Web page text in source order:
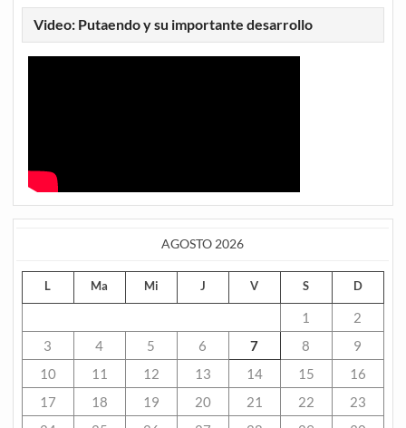
Video: Putaendo y su importante desarrollo
AGOSTO 2026
L Ma Mi J V S D
1
2
3
4 5 6 7 8
9
10
11 12 13 14 15
16
17
18 19 20 21 22
23